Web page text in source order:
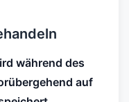
während des
auf